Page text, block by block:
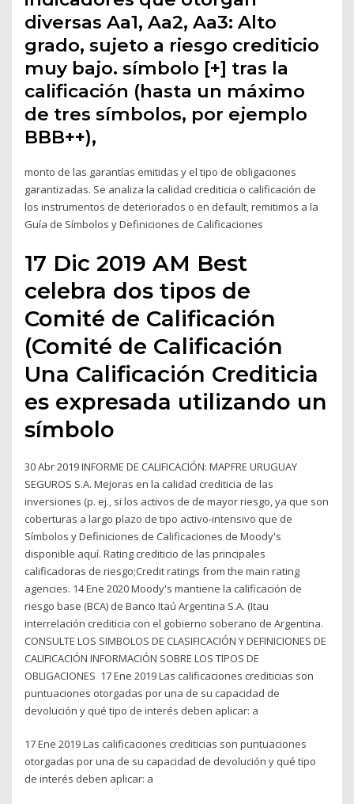
diversas Aa1, Aa2, Aa3: Alto
grado, sujeto a riesgo crediticio
muy bajo. símbolo [+] tras la
calificación (hasta un máximo
de tres símbolos, por ejemplo
BBB++),
monto de las garantías emitidas y el tipo de obligaciones
garantizadas. Se analiza la calidad crediticia o calificación de
los instrumentos de deteriorados o en default, remitimos a la
Guía de Símbolos y Definiciones de Calificaciones
17 Dic 2019 AM Best
celebra dos tipos de
Comité de Calificación
(Comité de Calificación
Una Calificación Crediticia
es expresada utilizando un
símbolo
30 Abr 2019 INFORME DE CALIFICACIÓN: MAPFRE URUGUAY
SEGUROS S.A. Mejoras en la calidad crediticia de las
inversiones (p. ej., si los activos de de mayor riesgo, ya que son
coberturas a largo plazo de tipo activo-intensivo que de
Símbolos y Definiciones de Calificaciones de Moody's
disponible aquí. Rating crediticio de las principales
calificadoras de riesgo;Credit ratings from the main rating
agencies. 14 Ene 2020 Moody's mantiene la calificación de
riesgo base (BCA) de Banco Itaú Argentina S.A. (Itau
interrelación crediticia con el gobierno soberano de Argentina.
CONSULTE LOS SIMBOLOS DE CLASIFICACIÓN Y DEFINICIONES DE
CALIFICACIÓN INFORMACIÓN SOBRE LOS TIPOS DE
OBLIGACIONES 17 Ene 2019 Las calificaciones crediticias son
puntuaciones otorgadas por una de su capacidad de
devolución y qué tipo de interés deben aplicar: a
17 Ene 2019 Las calificaciones crediticias son puntuaciones
otorgadas por una de su capacidad de devolución y qué tipo
de interés deben aplicar: a